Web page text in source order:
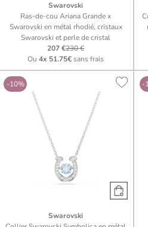
Swarovski
Ras-de-cou Ariana Grande x
Swarovski en métal rhodié, cristaux
Swarovski et perle de cristal
207 €230 €
Ou4x 51.75€sans frais
-10%
Swarovski
-